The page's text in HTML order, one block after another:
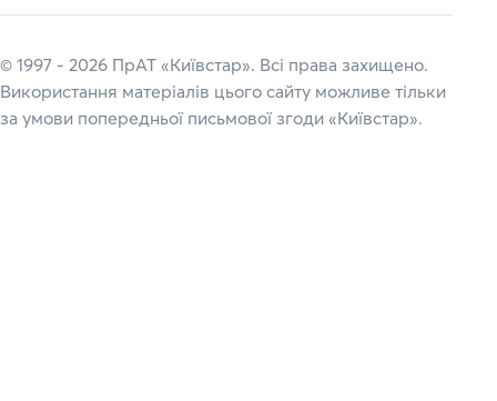
© 1997 - 2026 ПрАТ «Київстар». Всі права захищено.
Використання матеріалів цього сайту можливе тільки
за умови попередньої письмової згоди «Київстар».